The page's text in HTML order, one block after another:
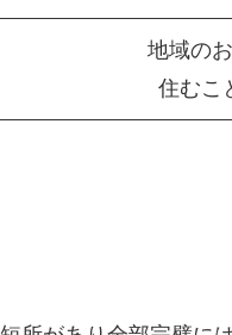
地域の
住むこ